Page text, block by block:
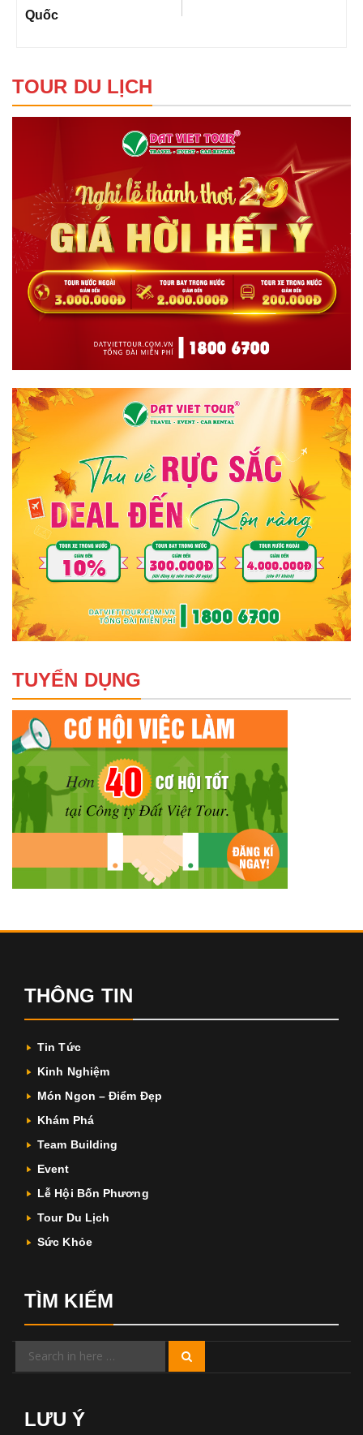
Quốc
TOUR DU LỊCH
TUYỂN DỤNG
THÔNG TIN
Tin Tức
Kinh Nghiệm
Món Ngon – Điểm Đẹp
Khám Phá
Team Building
Event
Lễ Hội Bốn Phương
Tour Du Lịch
Sức Khỏe
TÌM KIẾM
Search
LƯU Ý